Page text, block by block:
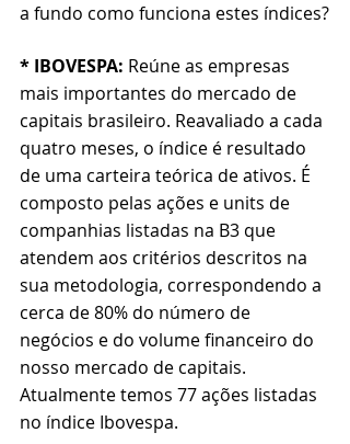
a fundo como funciona estes índices?
* IBOVESPA: Reúne as empresas
mais importantes do mercado de
capitais brasileiro. Reavaliado a cada
quatro meses, o índice é resultado
de uma carteira teórica de ativos. É
composto pelas ações e units de
companhias listadas na B3 que
atendem aos critérios descritos na
sua metodologia, correspondendo a
cerca de 80% do número de
negócios e do volume financeiro do
nosso mercado de capitais.
Atualmente temos 77 ações listadas
no índice Ibovespa.